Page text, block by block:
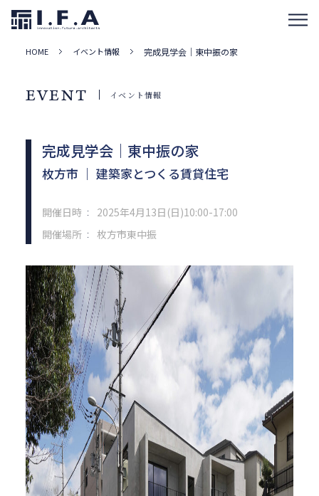
HOME イベント情報 完成見学会｜東中振の家
EVENT イベント情報
完成見学会｜東中振の家
枚方市 ｜ 建築家とつくる賃貸住宅
開催日時 ：
2025年4月13日(日)10:00-17:00
開催場所 ： 枚方市東中振